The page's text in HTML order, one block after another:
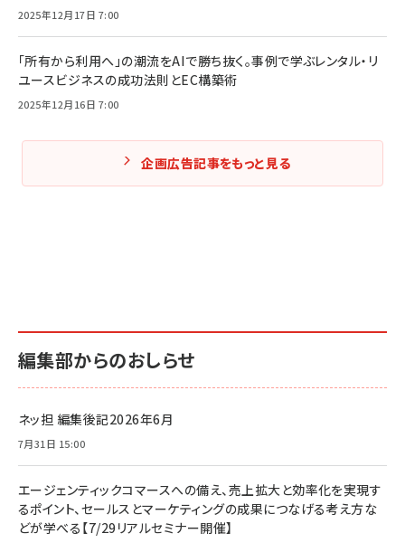
2025年12月17日 7:00
「所有から利用へ」の潮流をAIで勝ち抜く。事例で学ぶレンタル・リ
ユースビジネスの成功法則とEC構築術
2025年12月16日 7:00
企画広告記事をもっと見る
編集部からのおしらせ
ネッ担 編集後記2026年6月
7月31日 15:00
エージェンティックコマースへの備え、売上拡大と効率化を実現す
るポイント、セールスとマーケティングの成果につなげる考え方な
どが学べる【7/29リアルセミナー開催】